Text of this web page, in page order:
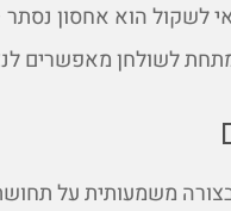
לשקול הוא אחסון נסתר
לשולחן מאפשרים
משמעותית על